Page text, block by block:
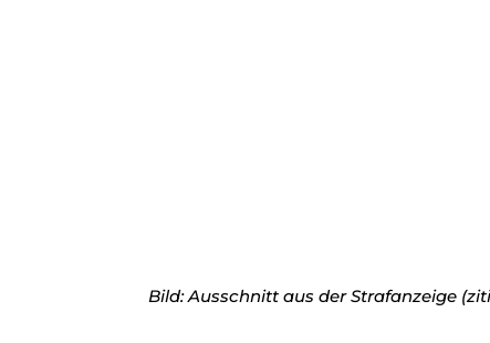
Bild: Ausschnitt aus der Strafanzeige